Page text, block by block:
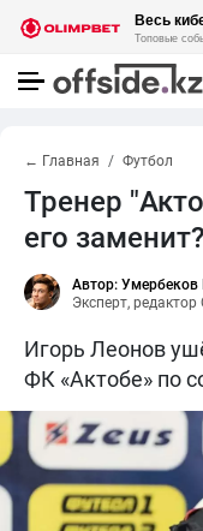
← Главная Футбол
Тренер
его заменит?
Автор: Умербеков
Эксперт, редактор
Игорь Леонов
ФК «Актобе» по